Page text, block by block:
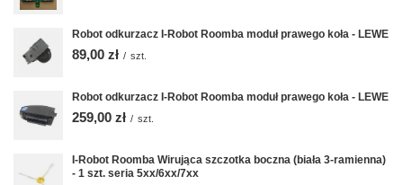
Robot odkurzacz I-Robot Roomba moduł prawego koła - LEWE
89,00 zł / szt.
Robot odkurzacz I-Robot Roomba moduł prawego koła - LEWE
259,00 zł / szt.
I-Robot Roomba Wirująca szczotka boczna (biała 3-ramienna)
- 1 szt. seria 5xx/6xx/7xx